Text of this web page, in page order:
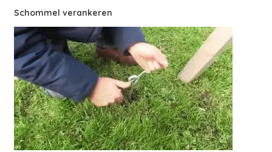
Schommel verankeren